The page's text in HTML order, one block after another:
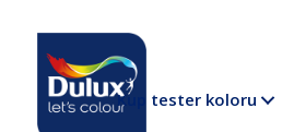
Kup tester koloru